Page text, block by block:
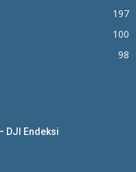
197
100
98
DJI Endeksi